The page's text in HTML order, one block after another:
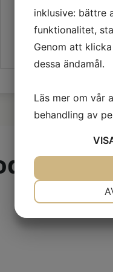
Fiber:
1.0
g
Protein:
3.6
g
Salt:
1.6 g
inklusive: bättre
funktionalitet,
Genom att
dessa ändamål.
Läs mer om vår
behandling av